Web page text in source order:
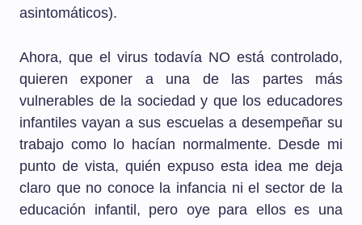
asintomáticos).
Ahora, que el virus todavía NO está controlado,
quieren exponer a una de las partes más
vulnerables de la sociedad y que los educadores
infantiles vayan a sus escuelas a desempeñar su
trabajo como lo hacían normalmente. Desde mi
punto de vista, quién expuso esta idea me deja
claro que no conoce la infancia ni el sector de la
educación infantil, pero oye para ellos es una